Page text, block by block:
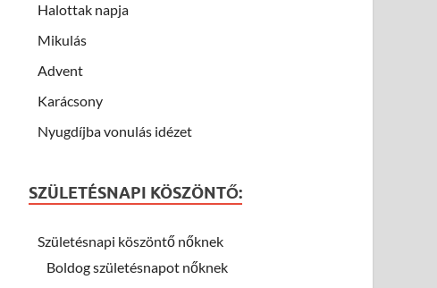
Halottak napja
Mikulás
Advent
Karácsony
Nyugdíjba vonulás idézet
SZÜLETÉSNAPI KÖSZÖNTŐ:
Születésnapi köszöntő nőknek
Boldog születésnapot nőknek